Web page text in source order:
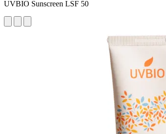
UVBIO Sunscreen LSF 50